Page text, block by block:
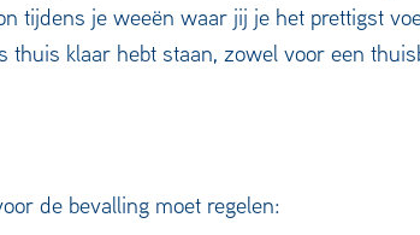
tijdens je weeën waar jij je het prettigst
thuis klaar hebt staan, zowel voor een
de bevalling moet regelen: